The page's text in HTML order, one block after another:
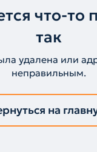
что-то
так
удалена или
неправильным.
на